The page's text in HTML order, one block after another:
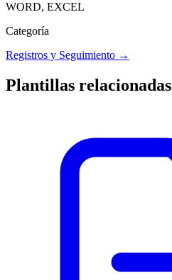
WORD, EXCEL
Categoría
Registros y Seguimiento →
Plantillas relacionadas